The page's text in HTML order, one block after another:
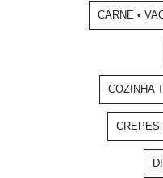
CARNE •
COZINHA
CREPES